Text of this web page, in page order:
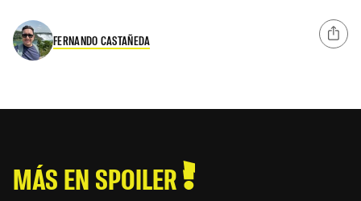
FERNANDO CASTAÑEDA
MÁS EN SPOILER